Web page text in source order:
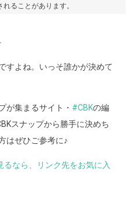
ることがあります。
すよね。いっそ誰かが決めて
が集まるサイト・ #CBKの編
スナップから勝手に決めち
はぜひご参考に♪
なら、リンク先をお気に入